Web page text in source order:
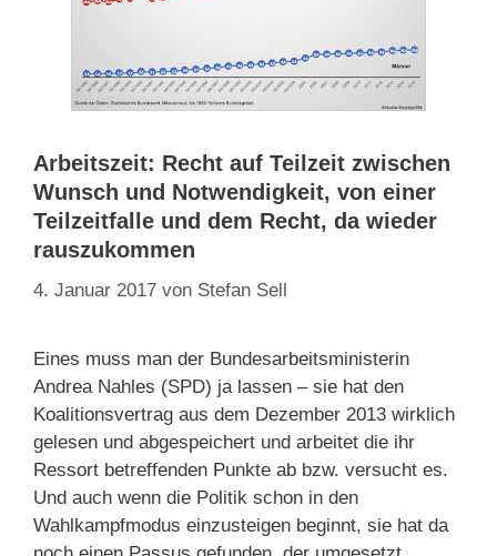
Arbeitszeit: Recht auf Teilzeit zwischen
Wunsch und Notwendigkeit, von einer
Teilzeitfalle und dem Recht, da wieder
rauszukommen
4. Januar 2017 von Stefan Sell
Eines muss man der Bundesarbeitsministerin
Andrea Nahles (SPD) ja lassen – sie hat den
Koalitionsvertrag aus dem Dezember 2013 wirklich
gelesen und abgespeichert und arbeitet die ihr
Ressort betreffenden Punkte ab bzw. versucht es.
Und auch wenn die Politik schon in den
Wahlkampfmodus einzusteigen beginnt, sie hat da